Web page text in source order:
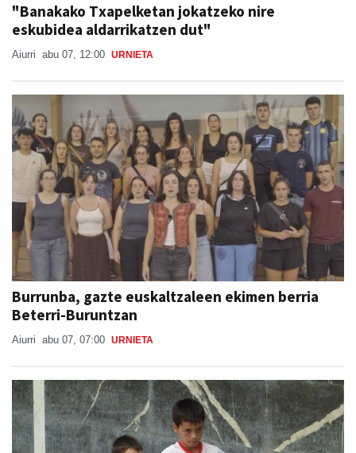
"Banakako Txapelketan jokatzeko nire
eskubidea aldarrikatzen dut"
Aiurri abu 07, 12:00 URNIETA
Burrunba, gazte euskaltzaleen ekimen berria
Beterri-Buruntzan
Aiurri abu 07, 07:00 URNIETA